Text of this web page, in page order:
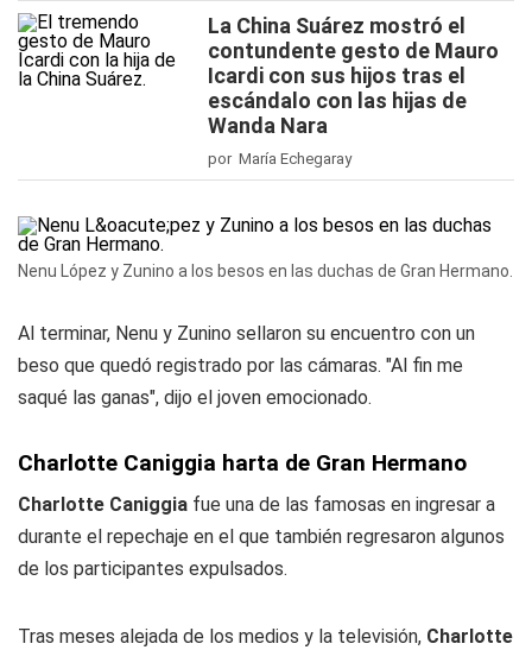
La China Suárez mostró el
contundente gesto de Mauro
Icardi con sus hijos tras el
escándalo con las hijas de
Wanda Nara
por María Echegaray
Nenu López y Zunino a los besos en las duchas de Gran Hermano.
Al terminar, Nenu y Zunino sellaron su encuentro con un
beso que quedó registrado por las cámaras. "Al fin me
saqué las ganas", dijo el joven emocionado.
Charlotte Caniggia harta de Gran Hermano
Charlotte Caniggia fue una de las famosas en ingresar a
durante el repechaje en el que también regresaron algunos
de los participantes expulsados.
Tras meses alejada de los medios y la televisión, Charlotte